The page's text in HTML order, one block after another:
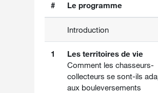
# Le programme
Introduction
1
Les territoires de vie
Comment les chasseurs-
collecteurs se sont-ils
aux bouleversements